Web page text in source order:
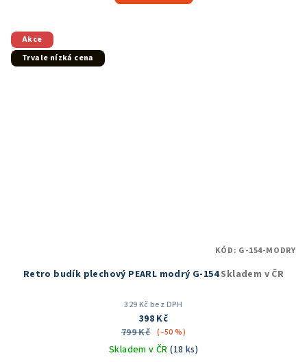
Akce
Trvale nízká cena
Retro budík plechový PEARL modrý G-154Skladem v ČR
329 Kč bez DPH
398 Kč
799 Kč (–50 %)
Skladem v ČR(18 ks)
KÓD: G-154-MODRY